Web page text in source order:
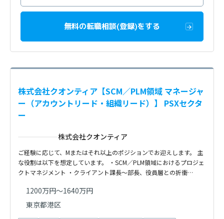
無料の転職相談(登録)をする
株式会社クオンティア【SCM／PLM領域 マネージャ
ー（アカウントリード・組織リード）】 PSXセクタ
ー
株式会社クオンティア
ご経験に応じて、Mまたはそれ以上のポジションでお迎えします。 主
な役割は以下を想定しています。 ・SCM／PLM領域におけるプロジェ
クトマネジメント ・クライアント課長〜部長、役員層との折衝…
1200万円～1640万円
東京都港区